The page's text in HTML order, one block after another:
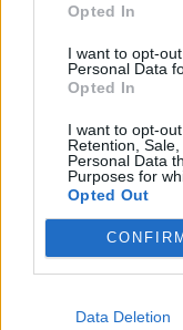
Opted In
I want to opt-
Personal Data
Opted In
I want to opt-
Retention,
Personal Data
Purposes for
Opted Out
CONFIRM
Data Deletion